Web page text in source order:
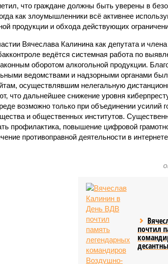
что граждане должны быть уверены в
как злоумышленники всё активнее
продукции и обхода действующих
Вячеслава Калинина как депутата и
ведётся системная работа по
оборотом алкогольной продукции.
ведомствами и надзорными органами был
осуществлявшим нелегальную
что дальнейшее снижение уровня
возможно только при объединении усилий
и общественных институтов.
профилактика, повышение цифровой
противоправной деятельности в
почтил